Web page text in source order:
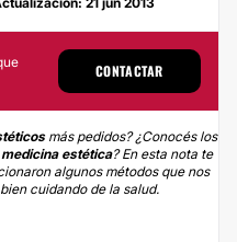
CONTACTAR
más pedidos? ¿Conocés los
estética? En esta nota te
algunos métodos que nos
cuidando de la salud.